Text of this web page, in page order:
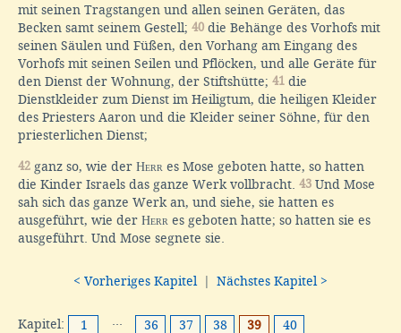
mit seinen Tragstangen und allen seinen Geräten, das
Becken samt seinem Gestell; 40 die Behänge des Vorhofs mit
seinen Säulen und Füßen, den Vorhang am Eingang des
Vorhofs mit seinen Seilen und Pflöcken, und alle Geräte für
den Dienst der Wohnung, der Stiftshütte; 41 die
Dienstkleider zum Dienst im Heiligtum, die heiligen Kleider
des Priesters Aaron und die Kleider seiner Söhne, für den
priesterlichen Dienst;
42 ganz so, wie der Herr es Mose geboten hatte, so hatten
die Kinder Israels das ganze Werk vollbracht. 43 Und Mose
sah sich das ganze Werk an, und siehe, sie hatten es
ausgeführt, wie der Herr es geboten hatte; so hatten sie es
ausgeführt. Und Mose segnete sie.
< Vorheriges Kapitel | Nächstes Kapitel >
Kapitel: 1 ··· 36 37 38 39
40